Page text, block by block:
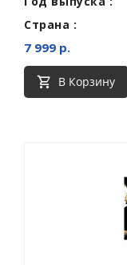
Страна :
7 999 р.
В Корзину